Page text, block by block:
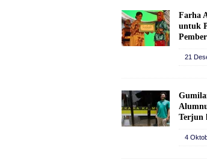
Farha
untuk
21
Terjun
4